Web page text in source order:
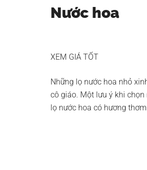
Nước hoa
XEM GIÁ TỐT
Những lọ nước hoa nhỏ
cô giáo. Một lưu ý khi
lọ nước hoa có hương